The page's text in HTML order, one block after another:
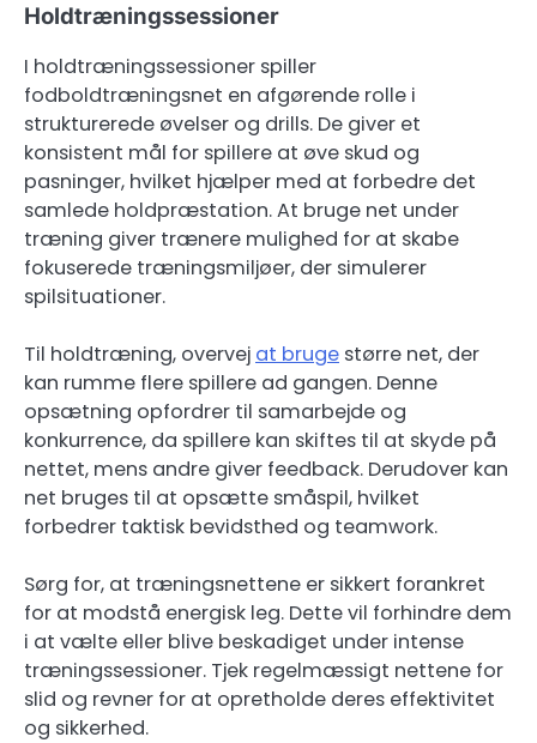
Holdtræningssessioner
I holdtræningssessioner spiller
fodboldtræningsnet en afgørende rolle i
strukturerede øvelser og drills. De giver et
konsistent mål for spillere at øve skud og
pasninger, hvilket hjælper med at forbedre det
samlede holdpræstation. At bruge net under
træning giver trænere mulighed for at skabe
fokuserede træningsmiljøer, der simulerer
spilsituationer.
Til holdtræning, overvej at bruge større net, der
kan rumme flere spillere ad gangen. Denne
opsætning opfordrer til samarbejde og
konkurrence, da spillere kan skiftes til at skyde på
nettet, mens andre giver feedback. Derudover kan
net bruges til at opsætte småspil, hvilket
forbedrer taktisk bevidsthed og teamwork.
Sørg for, at træningsnettene er sikkert forankret
for at modstå energisk leg. Dette vil forhindre dem
i at vælte eller blive beskadiget under intense
træningssessioner. Tjek regelmæssigt nettene for
slid og revner for at opretholde deres effektivitet
og sikkerhed.